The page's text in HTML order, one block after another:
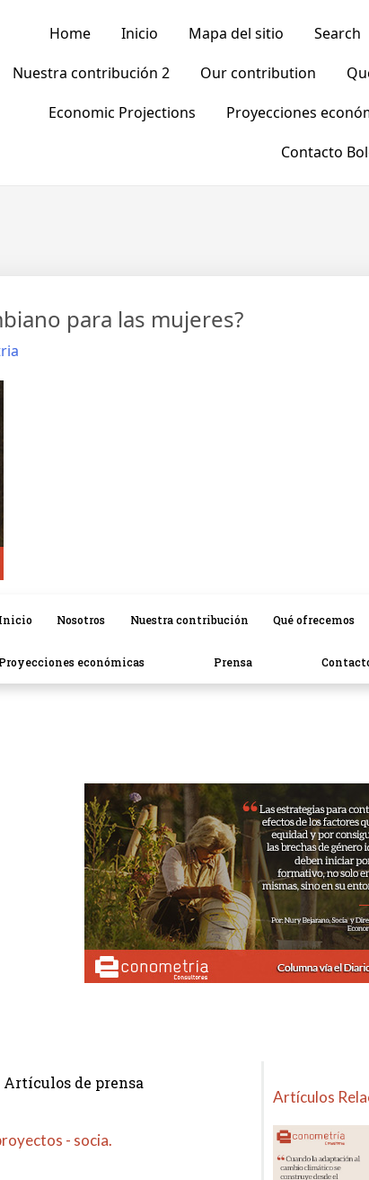
Home Inicio Mapa del sitio Search
Nuestra contribución 2
Our contribution
Economic Projections
Proyecciones
Contacto
para las mujeres?
Inicio Nosotros Nuestra contribución Qué ofrecemos
Proyecciones económicas Prensa
Artículos de prensa
- socia.
Artículos